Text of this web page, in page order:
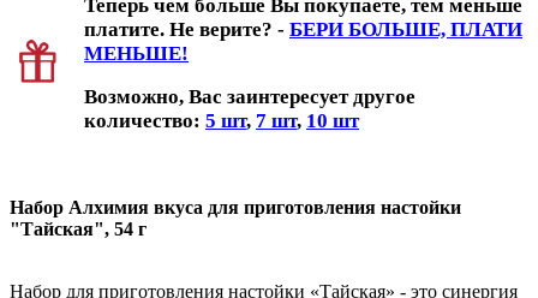
Теперь чем больше Вы покупаете, тем меньше
платите. Не верите? - БЕРИ БОЛЬШЕ, ПЛАТИ
МЕНЬШЕ!
Возможно, Вас заинтересует другое
количество: 5 шт, 7 шт, 10 шт
Набор Алхимия вкуса для приготовления настойки
"Тайская", 54 г
Набор для приготовления настойки «Тайская» - это синергия